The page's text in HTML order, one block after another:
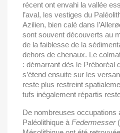
récent ont envahi la vallée
l’aval, les vestiges du
Azilien, bien calé dans
sont souvent découverts au
de la faiblesse de la
dehors de chenaux. Le
: démarrant dès le Préboréal
s’étend ensuite sur les
reste plus restreint
tufs inégalement répartis
De nombreuses occupations
Paléolithique à Federmesser